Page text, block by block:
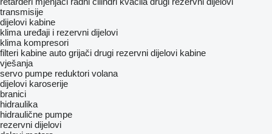
transmisije
dijelovi kabine
klima uređaji i rezervni dijelovi
klima kompresori
filteri kabine auto grijači drugi rezervni dijelovi kabine
vješanja
servo pumpe reduktori volana
dijelovi karoserije
branici
hidraulika
hidraulične pumpe
rezervni dijelovi